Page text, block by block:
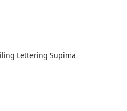
Lettering Supima